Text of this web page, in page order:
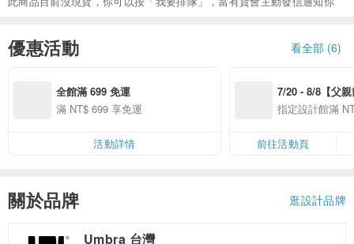
優惠活動 看全部 (6)
全館滿 699 免運
滿 NT$ 699 享免運
活動詳情
7/20 - 8/8【父
案】精選品牌全
$888 免運
指定設計館滿
前往活動頁
關於品牌 逛設計品牌
Umbra 台灣